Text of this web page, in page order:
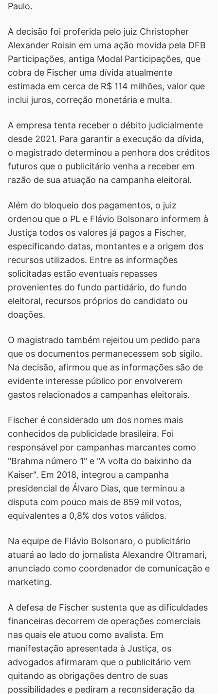
Paulo.
A decisão foi proferida pelo juiz Christopher
Alexander Roisin em uma ação movida pela DFB
Participações, antiga Modal Participações, que
cobra de Fischer uma dívida atualmente
estimada em cerca de R$ 114 milhões, valor que
inclui juros, correção monetária e multa.
A empresa tenta receber o débito judicialmente
desde 2021. Para garantir a execução da dívida,
o magistrado determinou a penhora dos créditos
futuros que o publicitário venha a receber em
razão de sua atuação na campanha eleitoral.
Além do bloqueio dos pagamentos, o juiz
ordenou que o PL e Flávio Bolsonaro informem à
Justiça todos os valores já pagos a Fischer,
especificando datas, montantes e a origem dos
recursos utilizados. Entre as informações
solicitadas estão eventuais repasses
provenientes do fundo partidário, do fundo
eleitoral, recursos próprios do candidato ou
doações.
O magistrado também rejeitou um pedido para
que os documentos permanecessem sob sigilo.
Na decisão, afirmou que as informações são de
evidente interesse público por envolverem
gastos relacionados a campanhas eleitorais.
Fischer é considerado um dos nomes mais
conhecidos da publicidade brasileira. Foi
responsável por campanhas marcantes como
"Brahma número 1" e "A volta do baixinho da
Kaiser". Em 2018, integrou a campanha
presidencial de Álvaro Dias, que terminou a
disputa com pouco mais de 859 mil votos,
equivalentes a 0,8% dos votos válidos.
Na equipe de Flávio Bolsonaro, o publicitário
atuará ao lado do jornalista Alexandre Oltramari,
anunciado como coordenador de comunicação e
marketing.
A defesa de Fischer sustenta que as dificuldades
financeiras decorrem de operações comerciais
nas quais ele atuou como avalista. Em
manifestação apresentada à Justiça, os
advogados afirmaram que o publicitário vem
quitando as obrigações dentro de suas
possibilidades e pediram a reconsideração da